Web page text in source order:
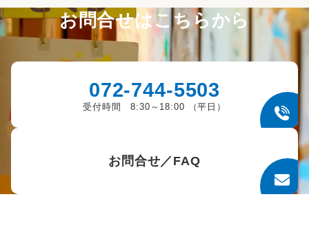
お問合せはこちらから
072-744-5503
受付時間 8:30～18:00 （平日）
お問合せ／FAQ